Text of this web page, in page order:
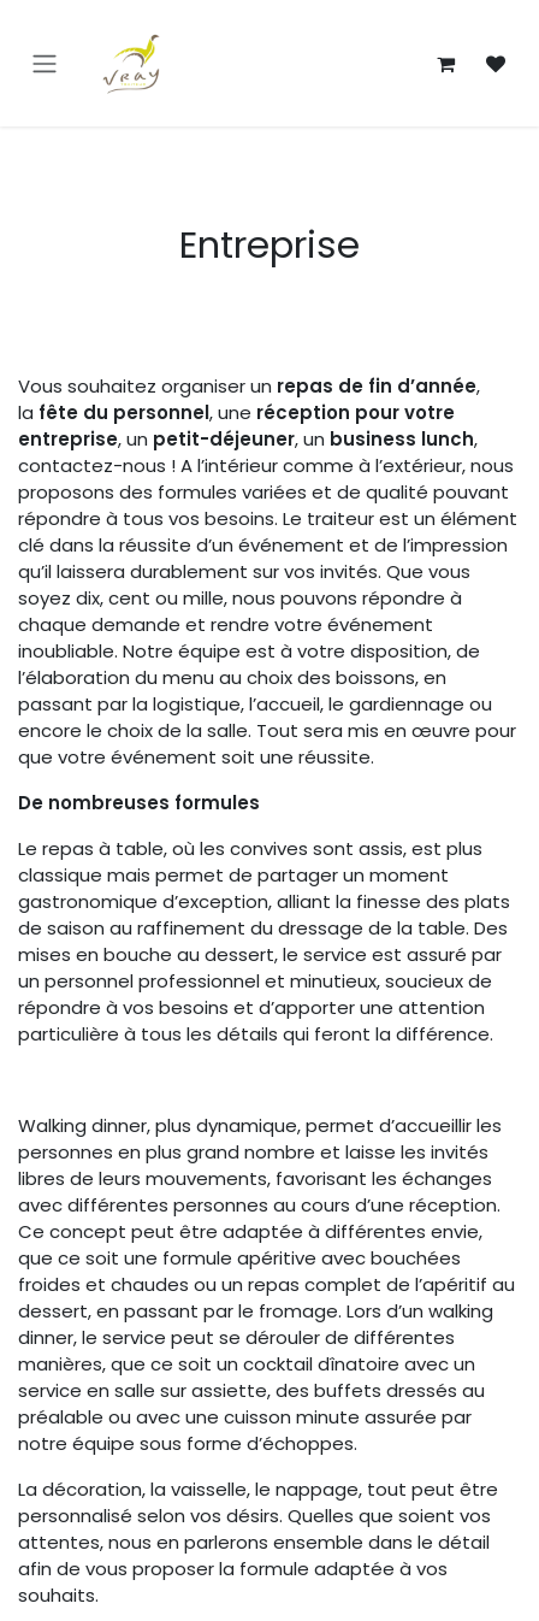
Entreprise
Vous souhaitez organiser un repas de fin d’année,
la fête du personnel, une réception pour votre
entreprise, un petit-déjeuner, un business lunch,
contactez-nous ! A l’intérieur comme à l’extérieur, nous
proposons des formules variées et de qualité pouvant
répondre à tous vos besoins. Le traiteur est un élément
clé dans la réussite d’un événement et de l’impression
qu’il laissera durablement sur vos invités. Que vous
soyez dix, cent ou mille, nous pouvons répondre à
chaque demande et rendre votre événement
inoubliable. Notre équipe est à votre disposition, de
l’élaboration du menu au choix des boissons, en
passant par la logistique, l’accueil, le gardiennage ou
encore le choix de la salle. Tout sera mis en œuvre pour
que votre événement soit une réussite.
De nombreuses formules
Le repas à table, où les convives sont assis, est plus
classique mais permet de partager un moment
gastronomique d’exception, alliant la finesse des plats
de saison au raffinement du dressage de la table. Des
mises en bouche au dessert, le service est assuré par
un personnel professionnel et minutieux, soucieux de
répondre à vos besoins et d’apporter une attention
particulière à tous les détails qui feront la différence.
Walking dinner, plus dynamique, permet d’accueillir les
personnes en plus grand nombre et laisse les invités
libres de leurs mouvements, favorisant les échanges
avec différentes personnes au cours d’une réception.
Ce concept peut être adaptée à différentes envie,
que ce soit une formule apéritive avec bouchées
froides et chaudes ou un repas complet de l’apéritif au
dessert, en passant par le fromage. Lors d’un walking
dinner, le service peut se dérouler de différentes
manières, que ce soit un cocktail dînatoire avec un
service en salle sur assiette, des buffets dressés au
préalable ou avec une cuisson minute assurée par
notre équipe sous forme d’échoppes.
La décoration, la vaisselle, le nappage, tout peut être
personnalisé selon vos désirs. Quelles que soient vos
attentes, nous en parlerons ensemble dans le détail
afin de vous proposer la formule adaptée à vos
souhaits.